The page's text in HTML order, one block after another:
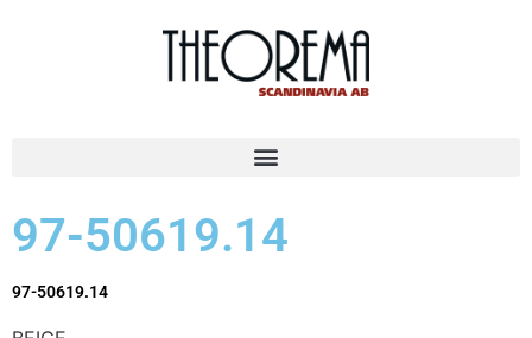
97-50619.14
97-50619.14